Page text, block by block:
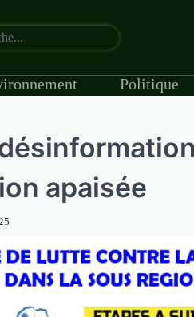
Politique
apaisée